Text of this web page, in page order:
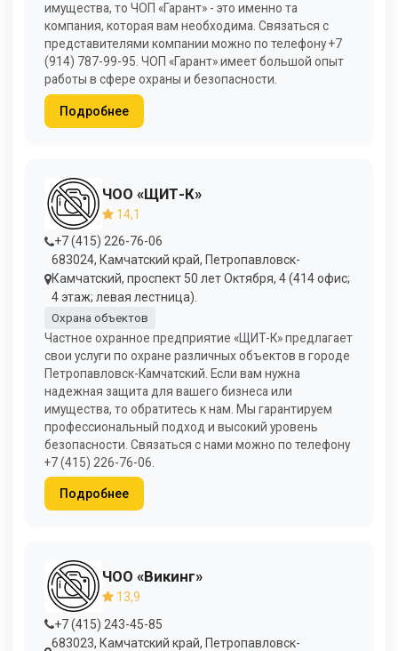
имущества, то ЧОП «Гарант» - это именно та
компания, которая вам необходима. Связаться с
представителями компании можно по телефону +7
(914) 787-99-95. ЧОП «Гарант» имеет большой опыт
работы в сфере охраны и безопасности.
Подробнее
ЧОО «ЩИТ-К»
14,1
+7 (415) 226-76-06
683024, Камчатский край, Петропавловск-
Камчатский, проспект 50 лет Октября, 4 (414 офис;
4 этаж; левая лестница).
Охрана объектов
Частное охранное предприятие «ЩИТ-К» предлагает
свои услуги по охране различных объектов в городе
Петропавловск-Камчатский. Если вам нужна
надежная защита для вашего бизнеса или
имущества, то обратитесь к нам. Мы гарантируем
профессиональный подход и высокий уровень
безопасности. Связаться с нами можно по телефону
+7 (415) 226-76-06.
Подробнее
ЧОО «Викинг»
13,9
+7 (415) 243-45-85
683023, Камчатский край, Петропавловск-